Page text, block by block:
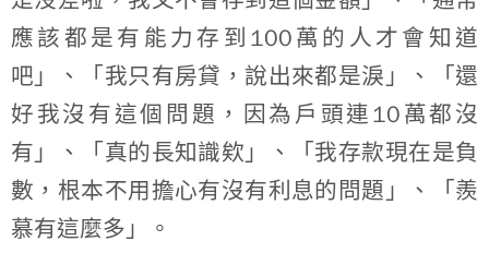
應該都是有能力存到 100 萬的人才會知道
吧」、「我只有房貸，說出來都是淚」、「還
好我沒有這個問題，因為戶頭連 10 萬都沒
有」、「真的長知識欸」、「我存款現在是負
數，根本不用擔心有沒有利息的問題」、「羨
慕有這麼多」。